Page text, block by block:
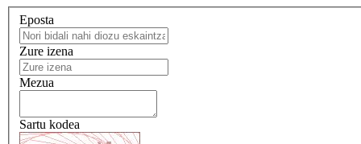
Eposta
Zure izena
Mezua
Sartu kodea